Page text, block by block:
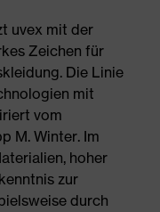
uvex mit der
Zeichen für
Die Linie
mit
vom
M. Winter. Im
hoher
zur
durch